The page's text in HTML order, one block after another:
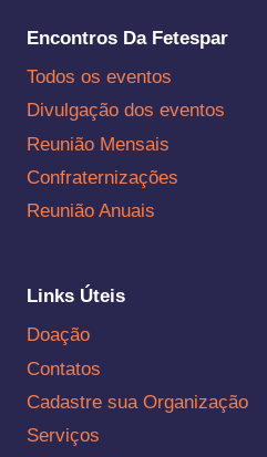
Encontros Da Fetespar
Todos os eventos
Divulgação dos eventos
Reunião Mensais
Confraternizações
Reunião Anuais
Links Úteis
Doação
Contatos
Cadastre sua Organização
Serviços